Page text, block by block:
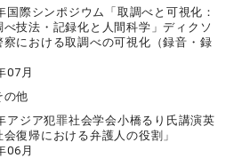
国際シンポジウム「取調べと可視化：
技法・記録化と人間科学」ディクソ
察における取調べの可視化（録音・録
07月
の他
アジア犯罪社会学会小橋るり氏講演英
復帰における弁護人の役割」
06月